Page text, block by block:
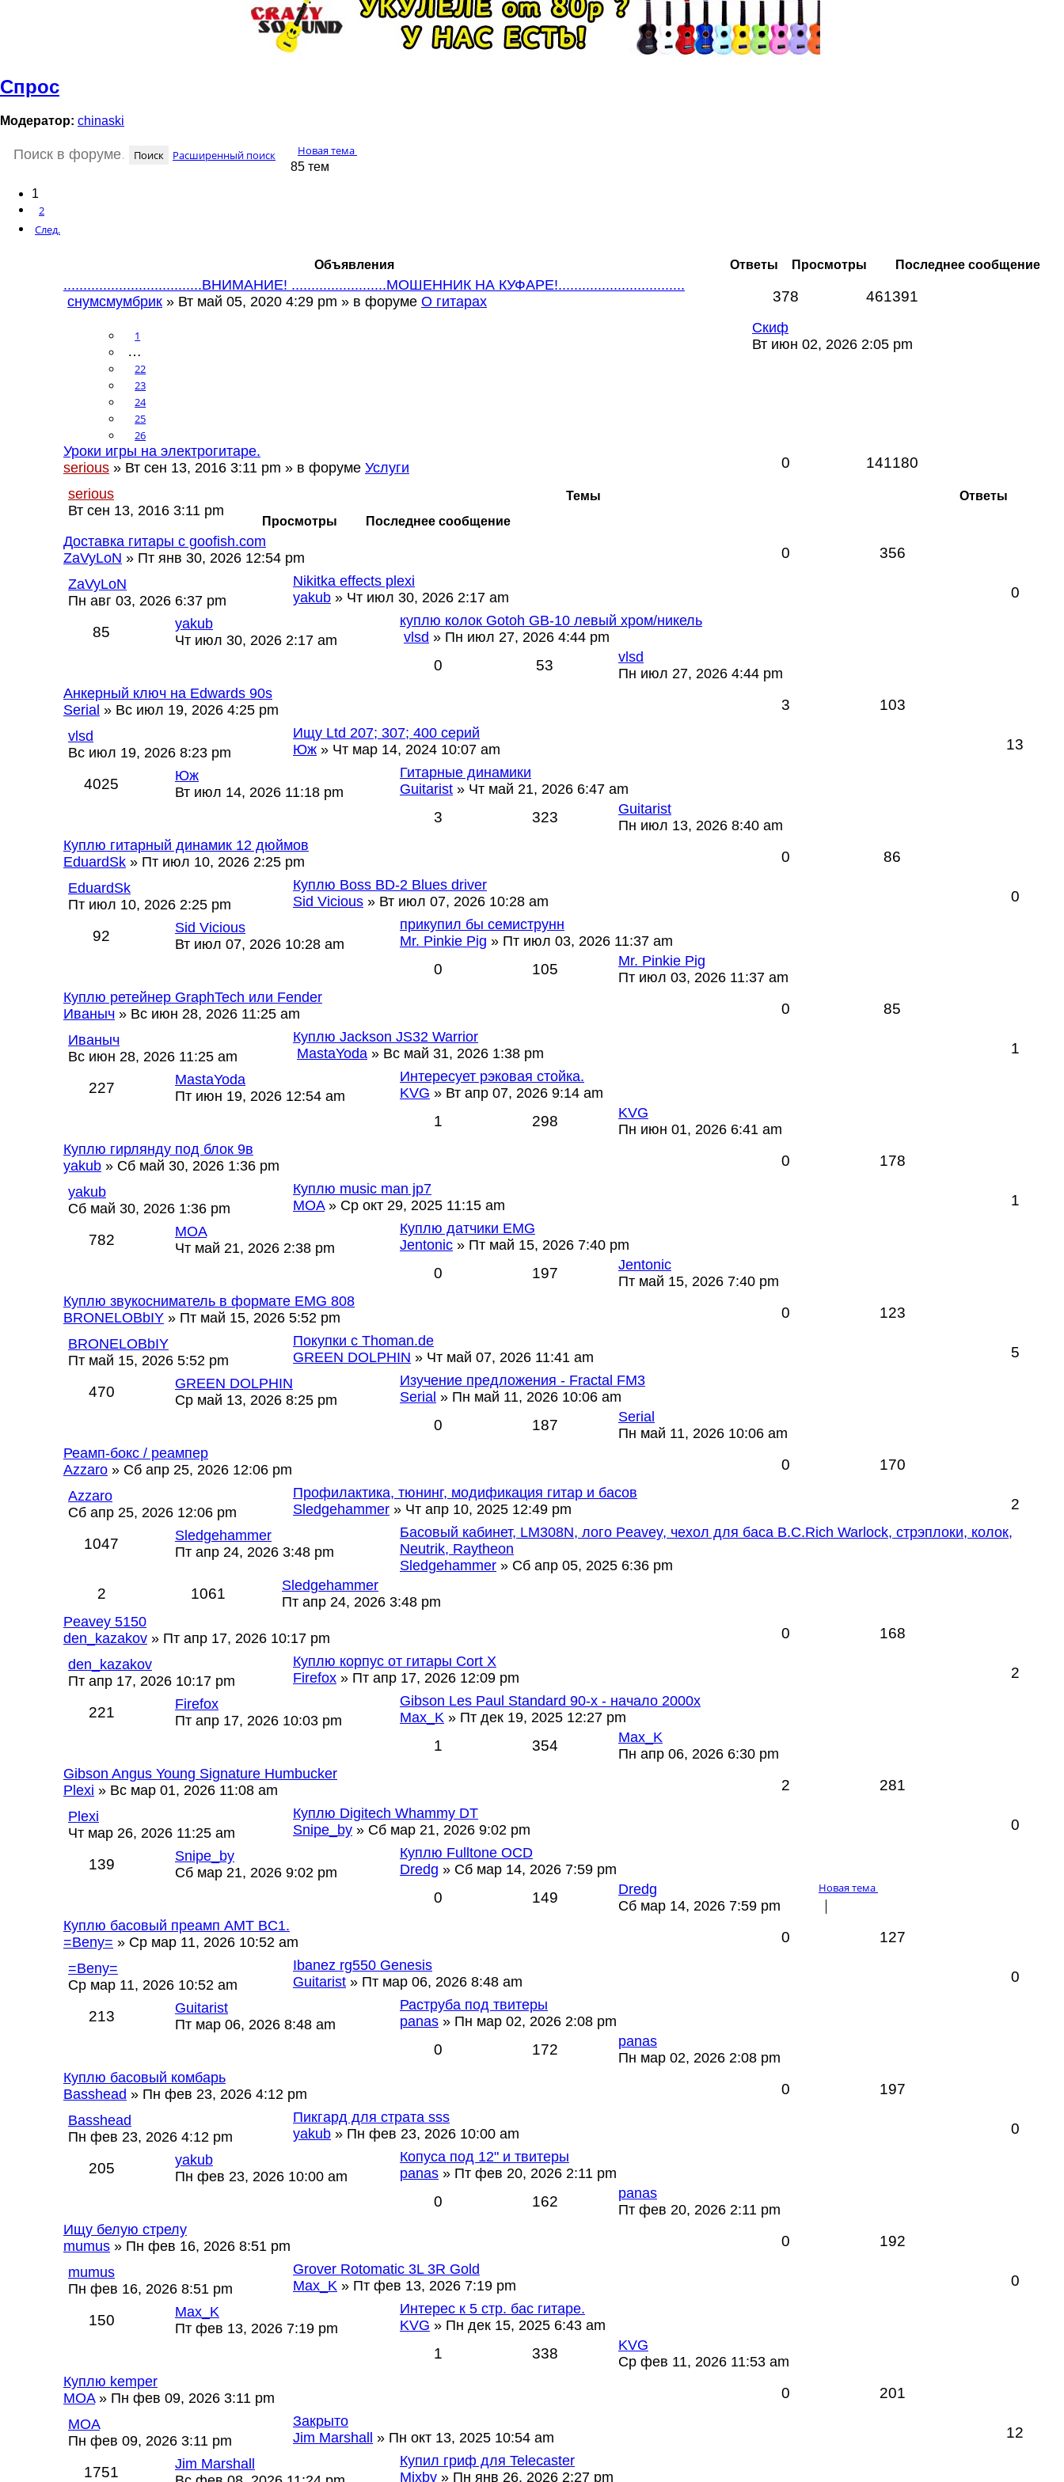
Спрос
Модератор: chinaski
Новая тема
Поиск Расширенный поиск
85 тем
1
2
След.
Объявления Ответы Просмотры Последнее сообщение
...................................ВНИМАНИЕ! ........................МОШЕННИК НА КУФАРЕ!................................
снумсмумбрик » Вт май 05, 2020 4:29 pm » в форуме О гитарах
1
…
22
23
24
25
26
378 461391
Скиф
Вт июн 02, 2026 2:05 pm
Уроки игры на электрогитаре.
serious » Вт сен 13, 2016 3:11 pm » в форуме Услуги 0 141180
serious
Вт сен 13, 2016 3:11 pm
Темы
Ответы
Просмотры
Последнее сообщение
Доставка гитары с goofish.com
ZaVyLoN » Пт янв 30, 2026 12:54 pm 0 356
ZaVyLoN
Пн авг 03, 2026 6:37 pm
Nikitka effects plexi
yakub » Чт июл 30, 2026 2:17 am 0
85
yakub
Чт июл 30, 2026 2:17 am
куплю колок Gotoh GB-10 левый хром/никель
vlsd » Пн июл 27, 2026 4:44 pm
0 53
vlsd
Пн июл 27, 2026 4:44 pm
Анкерный ключ на Edwards 90s
Serial » Вс июл 19, 2026 4:25 pm 3 103
vlsd
Вс июл 19, 2026 8:23 pm
Ищу Ltd 207; 307; 400 серий
Юж » Чт мар 14, 2024 10:07 am 13
4025
Юж
Вт июл 14, 2026 11:18 pm
Гитарные динамики
Guitarist » Чт май 21, 2026 6:47 am
3 323
Guitarist
Пн июл 13, 2026 8:40 am
Куплю гитарный динамик 12 дюймов
EduardSk » Пт июл 10, 2026 2:25 pm 0 86
EduardSk
Пт июл 10, 2026 2:25 pm
Куплю Boss BD-2 Blues driver
Sid Vicious » Вт июл 07, 2026 10:28 am 0
92
Sid Vicious
Вт июл 07, 2026 10:28 am
прикупил бы семиструнн
Mr. Pinkie Pig » Пт июл 03, 2026 11:37 am
0 105
Mr. Pinkie Pig
Пт июл 03, 2026 11:37 am
Куплю ретейнер GraphTech или Fender
Иваныч » Вс июн 28, 2026 11:25 am 0 85
Иваныч
Вс июн 28, 2026 11:25 am
Куплю Jackson JS32 Warrior
MastaYoda » Вс май 31, 2026 1:38 pm 1
227
MastaYoda
Пт июн 19, 2026 12:54 am
Интересует рэковая стойка.
KVG » Вт апр 07, 2026 9:14 am
1 298
KVG
Пн июн 01, 2026 6:41 am
Куплю гирлянду под блок 9в
yakub » Сб май 30, 2026 1:36 pm 0 178
yakub
Сб май 30, 2026 1:36 pm
Куплю music man jp7
MOA» Ср окт 29, 2025 11:15 am 1
782
MOA
Чт май 21, 2026 2:38 pm
Куплю датчики EMG
Jentonic » Пт май 15, 2026 7:40 pm
0 197
Jentonic
Пт май 15, 2026 7:40 pm
Куплю звукосниматель в формате EMG 808
BRONELOBbIY » Пт май 15, 2026 5:52 pm 0 123
BRONELOBbIY
Пт май 15, 2026 5:52 pm
Покупки с Thoman.de
GREEN DOLPHIN » Чт май 07, 2026 11:41 am 5
470
GREEN DOLPHIN
Ср май 13, 2026 8:25 pm
Изучение предложения - Fractal FM3
Serial » Пн май 11, 2026 10:06 am
0 187
Serial
Пн май 11, 2026 10:06 am
Реамп-бокс / реампер
Azzaro » Сб апр 25, 2026 12:06 pm 0 170
Azzaro
Сб апр 25, 2026 12:06 pm
Профилактика, тюнинг, модификация гитар и басов
Sledgehammer » Чт апр 10, 2025 12:49 pm 2
1047
Sledgehammer
Пт апр 24, 2026 3:48 pm
Басовый кабинет, LM308N, лого Peavey, чехол для баса B.C.Rich Warlock, стрэплоки, колок,
Neutrik, Raytheon
Sledgehammer » Сб апр 05, 2025 6:36 pm
2 1061
Sledgehammer
Пт апр 24, 2026 3:48 pm
Peavey 5150
den_kazakov » Пт апр 17, 2026 10:17 pm 0 168
den_kazakov
Пт апр 17, 2026 10:17 pm
Куплю корпус от гитары Cort X
Firefox » Пт апр 17, 2026 12:09 pm 2
221
Firefox
Пт апр 17, 2026 10:03 pm
Gibson Les Paul Standard 90-х - начало 2000х
Max_K » Пт дек 19, 2025 12:27 pm
1 354
Max_K
Пн апр 06, 2026 6:30 pm
Gibson Angus Young Signature Humbucker
Plexi » Вс мар 01, 2026 11:08 am 2 281
Plexi
Чт мар 26, 2026 11:25 am
Куплю Digitech Whammy DT
Snipe_by » Сб мар 21, 2026 9:02 pm 0
139
Snipe_by
Сб мар 21, 2026 9:02 pm
Куплю Fulltone OCD
Dredg » Сб мар 14, 2026 7:59 pm
0 149
Dredg
Сб мар 14, 2026 7:59 pm
Куплю басовый преамп AMT BC1.
=Beny= » Ср мар 11, 2026 10:52 am 0 127
=Beny=
Ср мар 11, 2026 10:52 am
Ibanez rg550 Genesis
Guitarist » Пт мар 06, 2026 8:48 am 0
213
Guitarist
Пт мар 06, 2026 8:48 am
Раструба под твитеры
panas » Пн мар 02, 2026 2:08 pm
0 172
panas
Пн мар 02, 2026 2:08 pm
Куплю басовый комбарь
Basshead » Пн фев 23, 2026 4:12 pm 0 197
Basshead
Пн фев 23, 2026 4:12 pm
Пикгард для страта sss
yakub » Пн фев 23, 2026 10:00 am 0
205
yakub
Пн фев 23, 2026 10:00 am
Копуса под 12" и твитеры
panas » Пт фев 20, 2026 2:11 pm
0 162
panas
Пт фев 20, 2026 2:11 pm
Ищу белую стрелу
mumus » Пн фев 16, 2026 8:51 pm 0 192
mumus
Пн фев 16, 2026 8:51 pm
Grover Rotomatic 3L 3R Gold
Max_K » Пт фев 13, 2026 7:19 pm 0
150
Max_K
Пт фев 13, 2026 7:19 pm
Интерес к 5 стр. бас гитаре.
KVG » Пн дек 15, 2025 6:43 am
1 338
KVG
Ср фев 11, 2026 11:53 am
Куплю kemper
MOA» Пн фев 09, 2026 3:11 pm 0 201
MOA
Пн фев 09, 2026 3:11 pm
Закрыто
Jim Marshall » Пн окт 13, 2025 10:54 am 12
1751
Jim Marshall
Купил гриф для Telecaster
Mixby » Пн янв 26, 2026 2:27 pm
Новая тема